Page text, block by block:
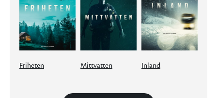
Friheten Mittvatten Inland